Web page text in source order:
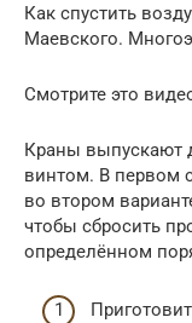
Как спустить
Маевского.
Смотрите это
Краны выпускают
винтом. В первом
во втором
чтобы сбросить
определённом